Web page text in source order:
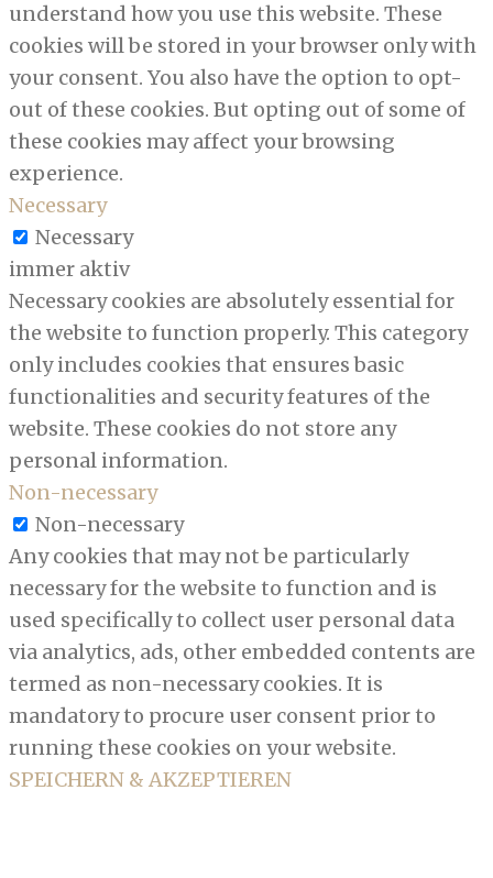
understand how you use this website. These
cookies will be stored in your browser only with
your consent. You also have the option to opt-
out of these cookies. But opting out of some of
these cookies may affect your browsing
experience.
Necessary
Necessary
immer aktiv
Necessary cookies are absolutely essential for
the website to function properly. This category
only includes cookies that ensures basic
functionalities and security features of the
website. These cookies do not store any
personal information.
Non-necessary
Non-necessary
Any cookies that may not be particularly
necessary for the website to function and is
used specifically to collect user personal data
via analytics, ads, other embedded contents are
termed as non-necessary cookies. It is
mandatory to procure user consent prior to
running these cookies on your website.
SPEICHERN & AKZEPTIEREN